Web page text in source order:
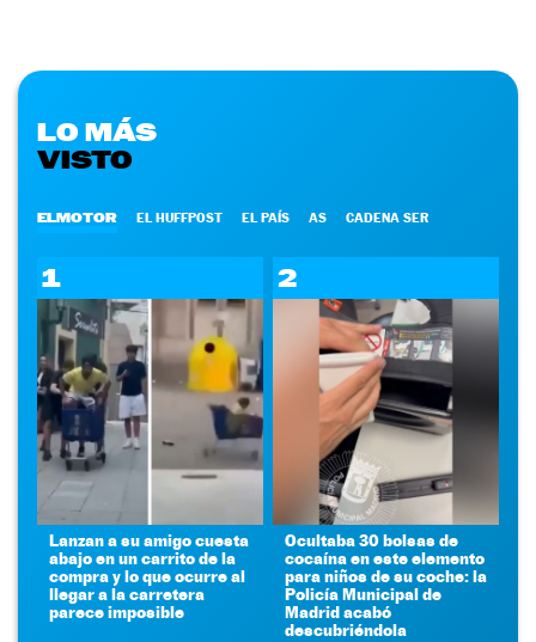
LO MÁS
VISTO
ELMOTOR EL HUFFPOST EL PAÍS AS CADENA SER
1
Lanzan a su amigo cuesta
abajo en un carrito de la
compra y lo que ocurre al
llegar a la carretera
parece imposible
2
Ocultaba 30 bolsas de
cocaína en este elemento
para niños de su coche: la
Policía Municipal de
Madrid acabó
descubriéndola